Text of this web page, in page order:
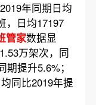
年同期日均
，日均17197
管家数据显
万架次，同
提升5.6%；
同比2019年提